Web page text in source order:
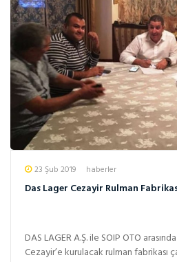
23 Şub 2019 haberler
Das Lager Cezayir Rulman
DAS LAGER A.Ş. ile SOIP OTO
Cezayir’e kurulacak rulman fabrikası